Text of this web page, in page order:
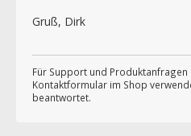
Gruß, Dirk
Für Support und
Kontaktformular im Shop
beantwortet.